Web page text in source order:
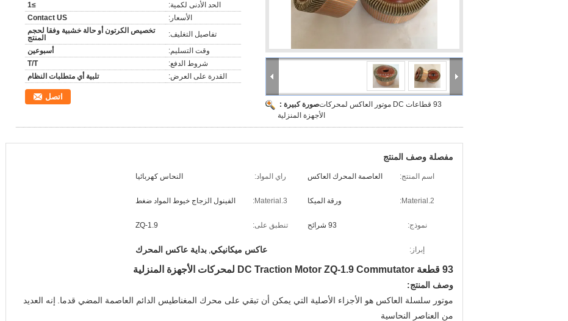
صورة كبيرة :93 قطاعات DC موتور العاكس لمحركات
الأجهزة المنزلية
الحد الأدنى لكمية:
≥1
الأسعار:
Contact US
تفاصيل التغليف:
تخصيص الكرتون أو حالة خشبية وفقا لحجم
المنتج
وقت التسليم:
أسبوعين
شروط الدفع:
T/T
القدرة على العرض:
تلبية أي متطلبات النظام
اتصل
مفصلة وصف المنتج
اسم المنتج: العاصمة المحرك العاكس راي المواد: النحاس كهربائيا
Material.2: ورقة الميكا Material.3: الفينول الزجاج خيوط المواد ضغط
نموذج: 93 شرائح تنطبق على: ZQ-1.9
إبراز: عاكس ميكانيكي, بداية عاكس المحرك
93 قطعة DC Traction Motor ZQ-1.9 Commutator لمحركات الأجهزة المنزلية
وصف المنتج:
موتور سلسلة العاكس هو الأجزاء الأصلية التي يمكن أن تبقي على محرك المغناطيس الدائم العاصمة المضي قدما. إنه العديد
من العناصر النحاسية